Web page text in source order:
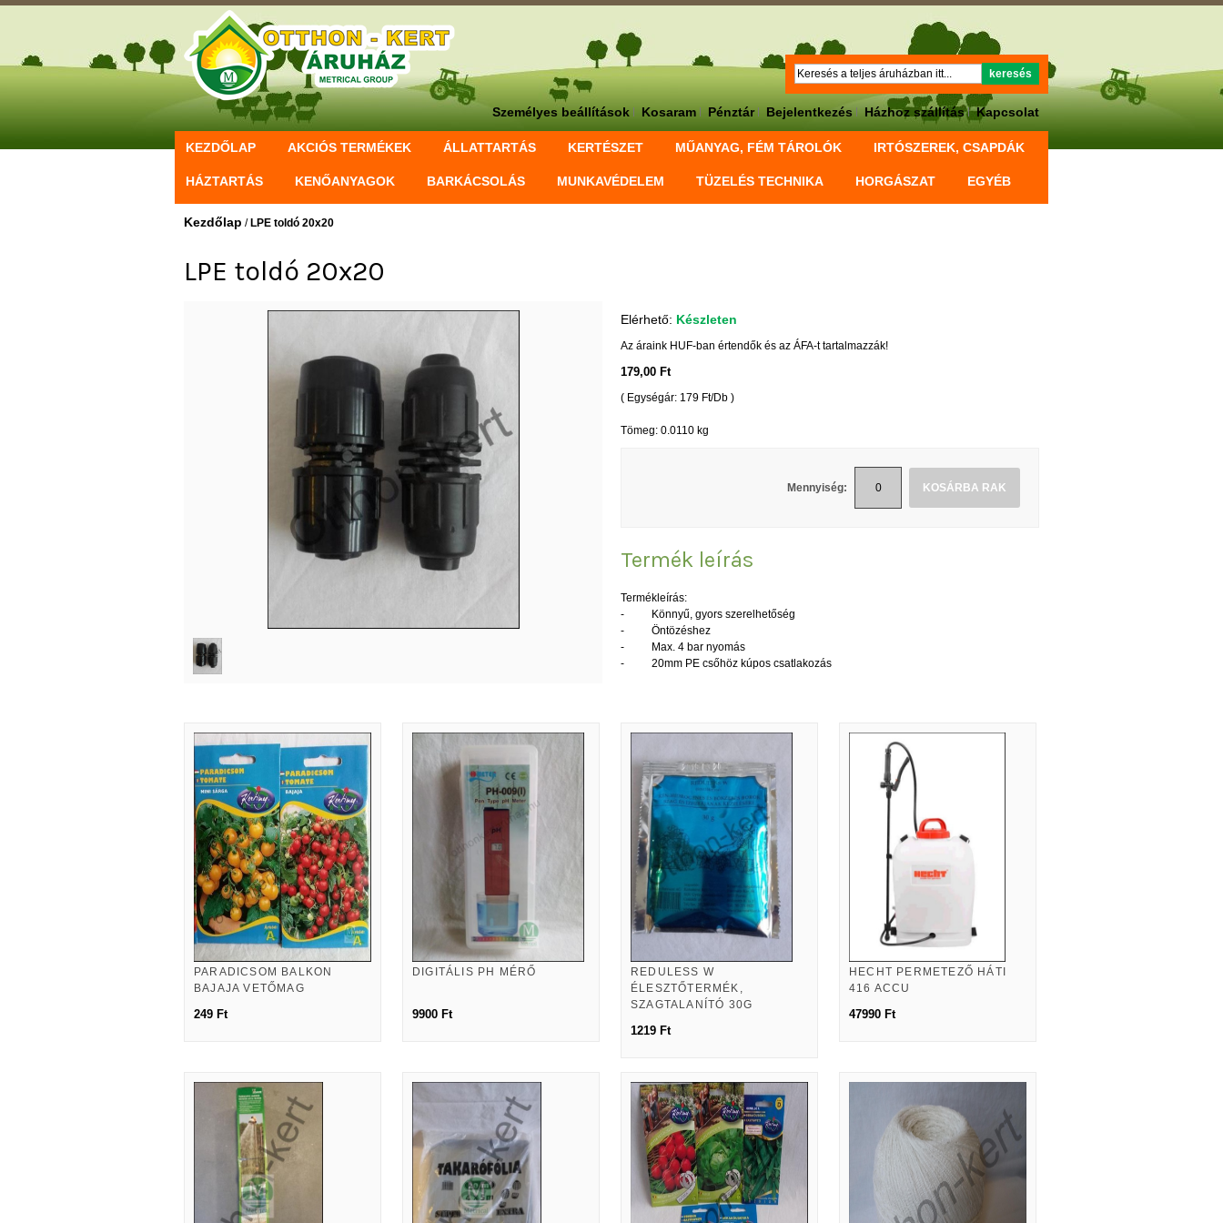
Keresés
keresés
Személyes beállítások Kosaram Pénztár Bejelentkezés Házhoz szállítás Kapcsolat
KEZDŐLAP AKCIÓS TERMÉKEK ÁLLATTARTÁS KERTÉSZET MŰANYAG, FÉM TÁROLÓK IRTÓSZEREK, CSAPDÁK
HÁZTARTÁS KENŐANYAGOK BARKÁCSOLÁS MUNKAVÉDELEM TÜZELÉS TECHNIKA HORGÁSZAT EGYÉB
Kezdőlap / LPE toldó 20x20
LPE toldó 20x20
Elérhető: Készleten
Az áraink HUF-ban értendők és az ÁFA-t tartalmazzák!
179,00 Ft
( Egységár: 179 Ft/Db )
Tömeg: 0.0110 kg
Mennyiség: KOSÁRBA RAK
Termék leírás
Termékleírás:
- Könnyű, gyors szerelhetőség
- Öntözéshez
- Max. 4 bar nyomás
- 20mm PE csőhöz kúpos csatlakozás
PARADICSOM BALKON
BAJAJA VETŐMAG
249 Ft
DIGITÁLIS PH MÉRŐ
9900 Ft
REDULESS W
ÉLESZTŐTERMÉK,
SZAGTALANÍTÓ 30G
1219 Ft
HECHT PERMETEZŐ HÁTI
416 ACCU
47990 Ft